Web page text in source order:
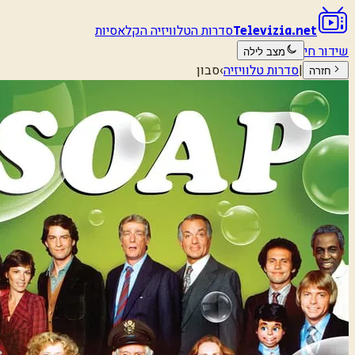
Televizia.netסדרות הטלוויזיה הקלאסיות
שידור חי
מצב לילה
חזרה
|סדרות טלוויזיה›סבון